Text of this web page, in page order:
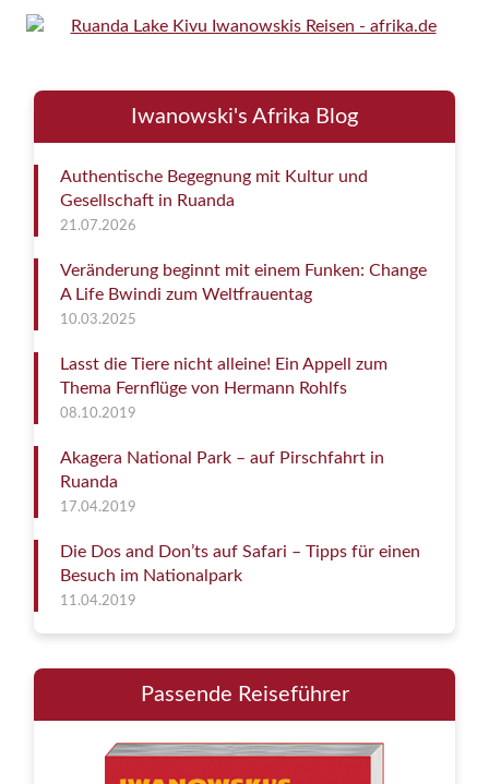
Iwanowski's Afrika Blog
Authentische Begegnung mit Kultur und
Gesellschaft in Ruanda
21.07.2026
Veränderung beginnt mit einem Funken: Change
A Life Bwindi zum Weltfrauentag
10.03.2025
Lasst die Tiere nicht alleine! Ein Appell zum
Thema Fernflüge von Hermann Rohlfs
08.10.2019
Akagera National Park – auf Pirschfahrt in
Ruanda
17.04.2019
Die Dos and Don’ts auf Safari – Tipps für einen
Besuch im Nationalpark
11.04.2019
Passende Reiseführer